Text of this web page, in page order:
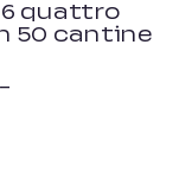
quattro
50 cantine